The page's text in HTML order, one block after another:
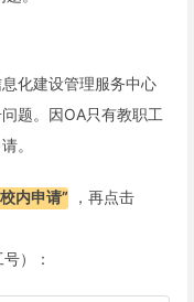
化建设管理服务中心
题。因OA只有教职工
。
内申请” ，再点击
）：